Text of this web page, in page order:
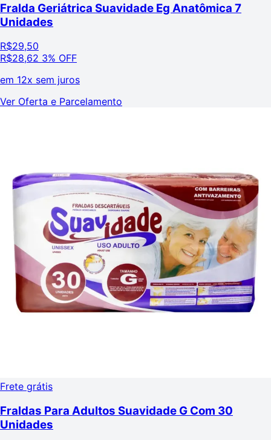
Fralda Geriátrica Suavidade Eg Anatômica 7
Unidades
R$29,50
R$28,62 3% OFF
em 12x sem juros
Ver Oferta e Parcelamento
Frete grátis
Fraldas Para Adultos Suavidade G Com 30
Unidades